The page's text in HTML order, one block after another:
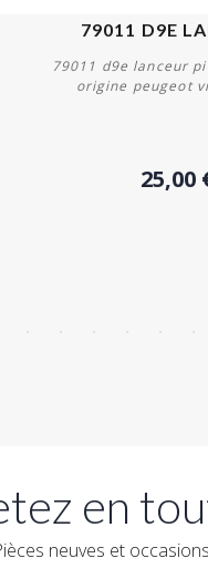
79011 D9E
79011 d9e lanceur
origine peugeot
25,00
en
neuves et